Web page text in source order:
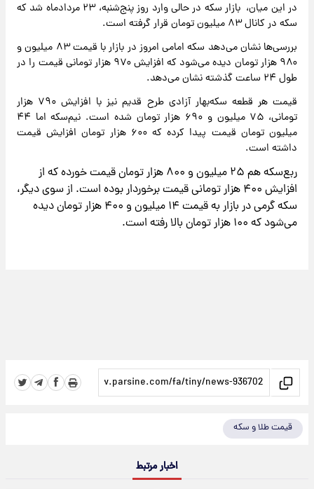
در این میان، بازار سکه در حالی وارد روز پنج‌شنبه، ۲۳ مردادماه شد که
سکه در کانال ۸۳ میلیون تومان قرار گرفته است.
بررسی‌ها نشان می‌دهد سکه امامی امروز در بازار با قیمت ۸۳ میلیون و
۹۸۰ هزار تومان دیده می‌شود که افزایش ۹۷۰ هزار تومانی قیمت را در
طول ۲۴ ساعت گذشته نشان می‌دهد.
قیمت هر قطعه سکه‌بهار آزادی طرح قدیم نیز با افزایش ۷۹۰ هزار
تومانی، ۷۵ میلیون و ۶۹۰ هزار تومان شده است. نیم‌سکه اما ۴۴
میلیون تومان قیمت پیدا کرده که ۶۰۰ هزار تومان افزایش قیمت
داشته است.
ربع‌سکه هم ۲۵ میلیون و ۸۰۰ هزار تومان قیمت خورده که از
افزایش ۴۰۰ هزار تومانی قیمت برخوردار بوده است. از سوی دیگر،
سکه گرمی در بازار به قیمت ۱۴ میلیون و ۴۰۰ هزار تومان دیده
می‌شود که ۱۰۰ هزار تومان بالا رفته است.
قیمت طلا و سکه
اخبار مرتبط